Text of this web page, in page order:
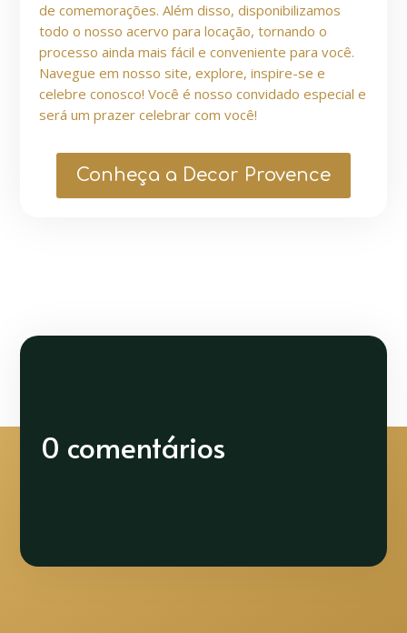
de comemorações. Além disso, disponibilizamos
todo o nosso acervo para locação, tornando o
processo ainda mais fácil e conveniente para você.
Navegue em nosso site, explore, inspire-se e
celebre conosco! Você é nosso convidado especial e
será um prazer celebrar com você!
Conheça a Decor Provence
0 comentários